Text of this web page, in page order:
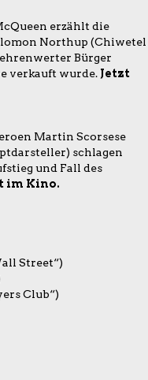
erzählt die
Northup (Chiwetel
Bürger
verkauft wurde. Jetzt
Martin Scorsese
schlagen
und Fall des
im Kino.
Street“)
Club“)